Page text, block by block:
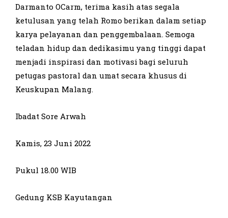
Darmanto OCarm, terima kasih atas segala
ketulusan yang telah Romo berikan dalam setiap
karya pelayanan dan penggembalaan. Semoga
teladan hidup dan dedikasimu yang tinggi dapat
menjadi inspirasi dan motivasi bagi seluruh
petugas pastoral dan umat secara khusus di
Keuskupan Malang.
Ibadat Sore Arwah
Kamis, 23 Juni 2022
Pukul 18.00 WIB
Gedung KSB Kayutangan